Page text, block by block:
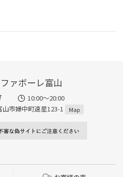
ァボーレ富山
10:00～20:00
市婦中町速星123-1
Map